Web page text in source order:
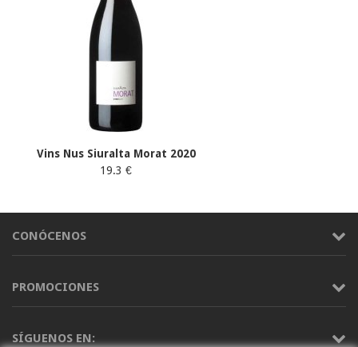
Vins Nus Siuralta Morat 2020
19.3 €
CONÓCENOS
PROMOCIONES
SÍGUENOS EN: